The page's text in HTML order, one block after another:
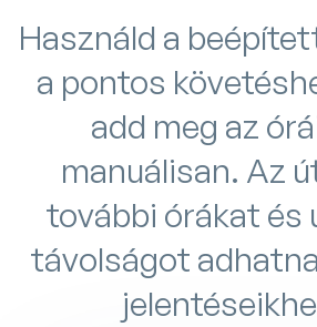
Használd a
a pontos
add meg az
manuálisan. Az
további órákat és
távolságot